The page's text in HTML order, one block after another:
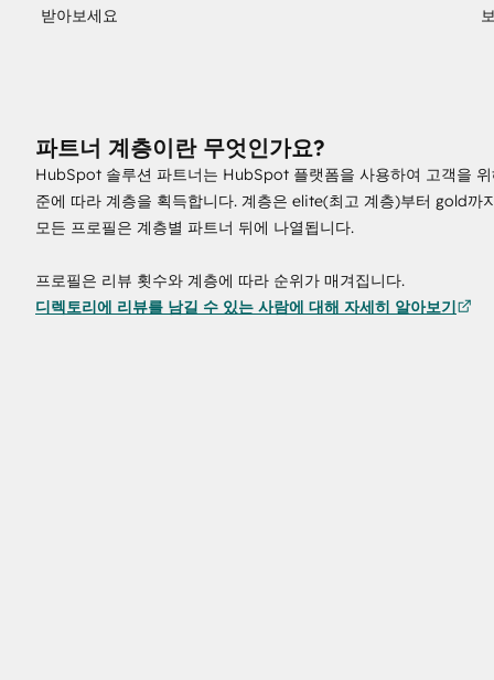
받아보세요
파트너 계층이란 무엇인가요?
HubSpot 솔루션 파트너는 HubSpot 플랫폼을 사용하여 고객을
준에 따라 계층을 획득합니다. 계층은 elite(최고 계층)부터 gold까
모든 프로필은 계층별 파트너 뒤에 나열됩니다.
프로필은 리뷰 횟수와 계층에 따라 순위가 매겨집니다.
디렉토리에 리뷰를 남길 수 있는 사람에 대해 자세히 알아보기